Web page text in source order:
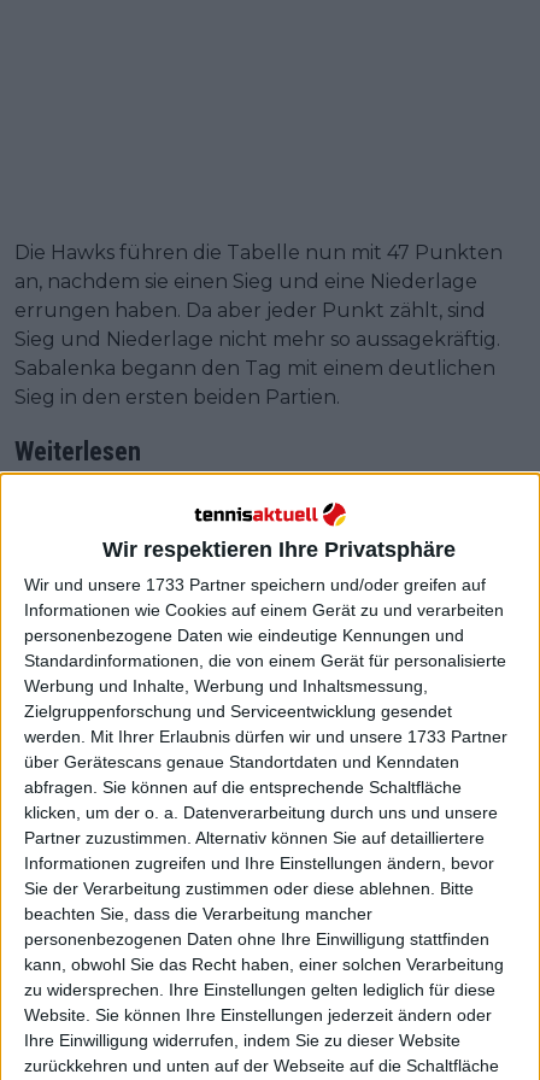
Wir respektieren Ihre Privatsphäre
Wir und unsere 1733 Partner speichern und/oder greifen auf
Informationen wie Cookies auf einem Gerät zu und verarbeiten
personenbezogene Daten wie eindeutige Kennungen und
Standardinformationen, die von einem Gerät für personalisierte
Werbung und Inhalte, Werbung und Inhaltsmessung,
Zielgruppenforschung und Serviceentwicklung gesendet
werden. Mit Ihrer Erlaubnis dürfen wir und unsere 1733 Partner
über Gerätescans genaue Standortdaten und Kenndaten
abfragen. Sie können auf die entsprechende Schaltfläche
klicken, um der o. a. Datenverarbeitung durch uns und unsere
Partner zuzustimmen. Alternativ können Sie auf detailliertere
Informationen zugreifen und Ihre Einstellungen ändern, bevor
Sie der Verarbeitung zustimmen oder diese ablehnen. Bitte
beachten Sie, dass die Verarbeitung mancher
personenbezogenen Daten ohne Ihre Einwilligung stattfinden
kann, obwohl Sie das Recht haben, einer solchen Verarbeitung
zu widersprechen. Ihre Einstellungen gelten lediglich für diese
Website. Sie können Ihre Einstellungen jederzeit ändern oder
Ihre Einwilligung widerrufen, indem Sie zu dieser Website
zurückkehren und unten auf der Webseite auf die Schaltfläche
Die Hawks führen die Tabelle nun mit 47 Punkten
an, nachdem sie einen Sieg und eine Niederlage
errungen haben. Da aber jeder Punkt zählt, sind
Sieg und Niederlage nicht mehr so aussagekräftig.
Sabalenka begann den Tag mit einem deutlichen
Sieg in den ersten beiden Partien.
Weiterlesen
World Tennis League: Aryna
Sabalenka führt beim Doppelsieg
der Hawks von Anfang an und
übernimmt die Kontrolle